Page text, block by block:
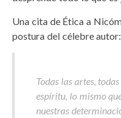
Una cita de Ética a
postura del célebre autor:
Todas las artes,
espíritu, lo mismo
nuestras